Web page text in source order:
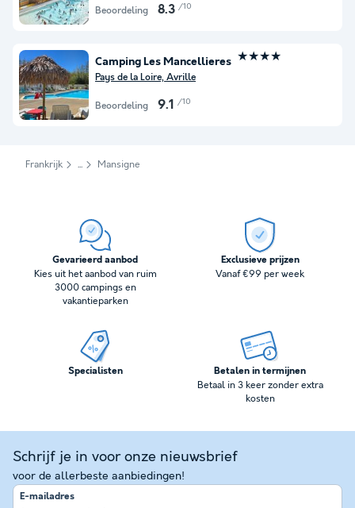
Beoordeling 8.3 /10
Camping Les Mancellieres ★★★★
Pays de la Loire, Avrille
Beoordeling 9.1 /10
Frankrijk Mansigne
Gevarieerd aanbod
Kies uit het aanbod van ruim
3000 campings en
vakantieparken
Exclusieve prijzen
Vanaf €99 per week
Specialisten Betalen in termijnen
Betaal in 3 keer zonder extra
kosten
Schrijf je in voor onze nieuwsbrief
voor de allerbeste aanbiedingen!
E-mailadres